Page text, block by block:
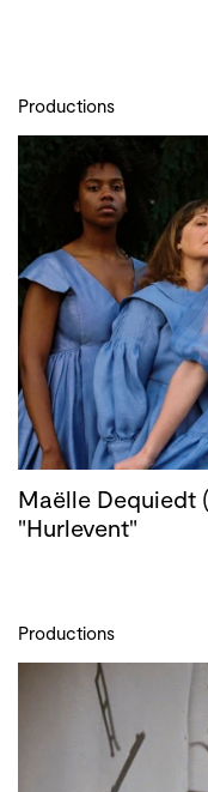
Productions
Maëlle Dequiedt
"Hurlevent"
Productions